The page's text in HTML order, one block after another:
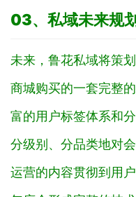
03、 私域未来规
未来，鲁花私域将策
商城购买的一套完整
富的用户标签体系和
分级别、分品类地对
运营的内容贯彻到用